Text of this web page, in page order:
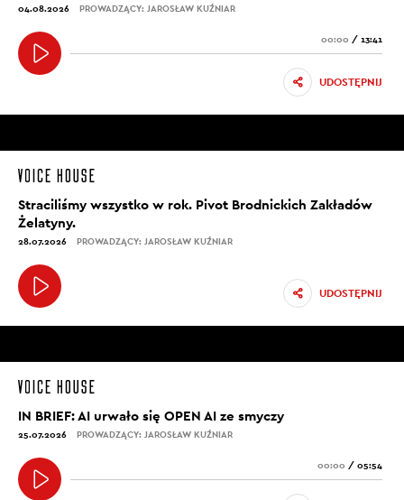
04.08.2026 PROWADZĄCY: JAROSŁAW KUŹNIAR
00:00 / 13:41
UDOSTĘPNIJ
Straciliśmy wszystko w rok. Pivot Brodnickich Zakładów
Żelatyny.
28.07.2026 PROWADZĄCY: JAROSŁAW KUŹNIAR
UDOSTĘPNIJ
IN BRIEF: AI urwało się OPEN AI ze smyczy
25.07.2026 PROWADZĄCY: JAROSŁAW KUŹNIAR
00:00 / 05:54